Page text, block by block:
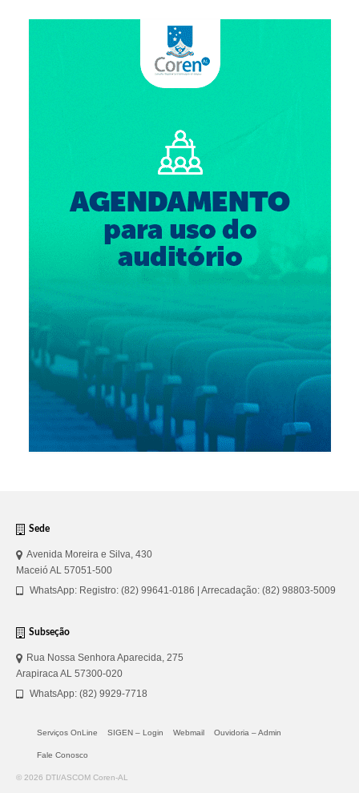
Censura Pública
Suspensão do Exercício Profissional
Procedimento para registro
Valores dos serviços
Reserva de auditório
Ouvidoria
Contatos
Fale Conosco
NEP
Sede
Avenida Moreira e Silva, 430
Maceió AL 57051-500
WhatsApp: Registro: (82) 99641-0186 | Arrecadação: (82) 98803-5009
Subseção
Rua Nossa Senhora Aparecida, 275
Arapiraca AL 57300-020
WhatsApp: (82) 9929-7718
Serviços OnLine SIGEN – Login Webmail Ouvidoria – Admin
Fale Conosco
© 2026 DTI/ASCOM Coren-AL